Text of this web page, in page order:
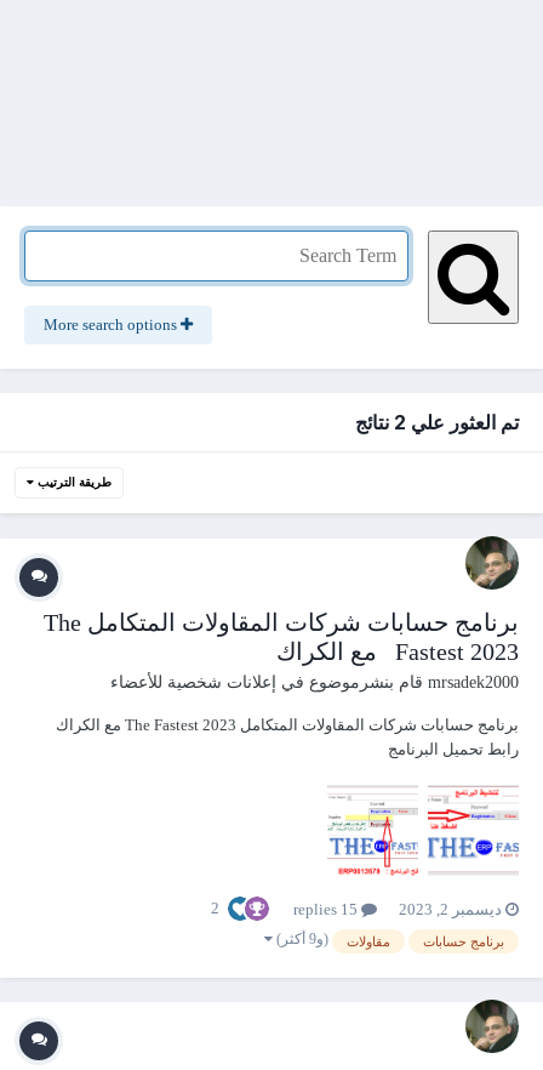
تم العثور علي 2 نتائج
طريقة الترتيب
برنامج حسابات شركات المقاولات المتكامل The
Fastest 2023 مع الكراك
mrsadek2000 قام بنشرموضوع في إعلانات شخصية للأعضاء
برنامج حسابات شركات المقاولات المتكامل The Fastest 2023 مع الكراك
رابط تحميل البرنامج
https://www.youtub...
ديسمبر 2, 2023 2
برنامج حسابات مقاولات (و9 أكثر)